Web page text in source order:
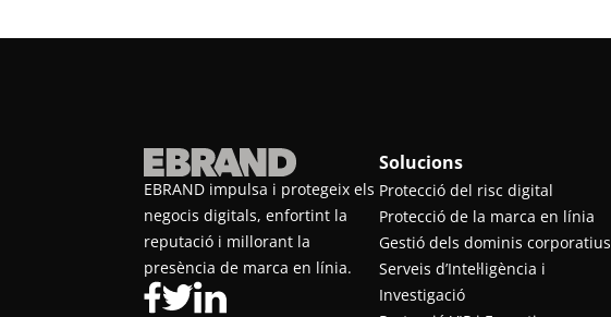
EBRAND impulsa i protegeix els
negocis digitals, enfortint la
reputació i millorant la
presència de marca en línia.
Solucions
Protecció del risc digital
Protecció de la marca en línia
Gestió dels dominis corporatius
Serveis d’Intel·ligència i
Investigació